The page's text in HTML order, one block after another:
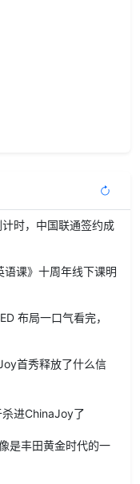
时，中国联通签约成
课》十周年线下课明
布局一口气看完，
首秀释放了什么信
杀进ChinaJoy了
是丰田黄金时代的一